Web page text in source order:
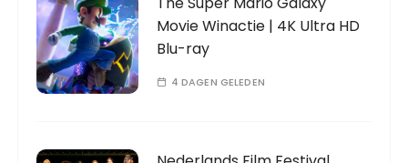
Movie Winactie | 4K Ultra HD
Blu-ray
4 DAGEN GELEDEN